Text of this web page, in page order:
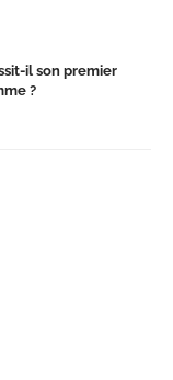
il son premier
?